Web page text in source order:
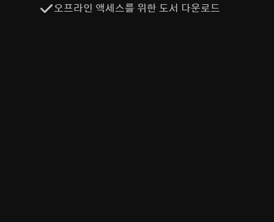
오프라인 액세스를 위한 도서 다운로드